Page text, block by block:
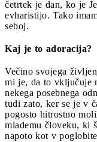
četrtek je dan, ko je
evharistijo. Tako
seboj.
Kaj je to adoracija?
Večino svojega
mi je, da to vključuje
nekega posebnega
tudi zato, ker se je v
pogosto hitrostno
mlademu človeku, ki
napoto kot v